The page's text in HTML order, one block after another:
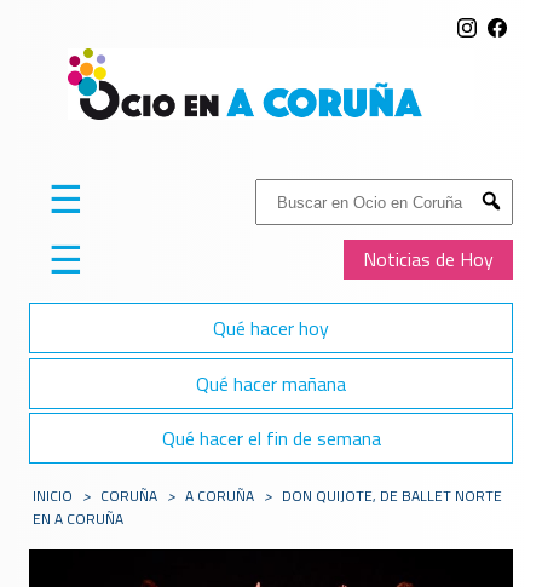
Buscar:
Submit
Noticias de Hoy
☰
☰
Qué hacer hoy
Qué hacer mañana
Qué hacer el fin de semana
INICIO > CORUÑA > A CORUÑA > DON QUIJOTE, DE BALLET NORTE
EN A CORUÑA